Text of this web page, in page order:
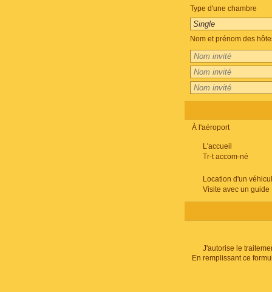
Type d'une chambre
Nom et prénom des
À l'aéroport
L'accueil
Tr-t accom-né
Location d'un
Visite avec un guide
J'autorise le
En remplissant ce